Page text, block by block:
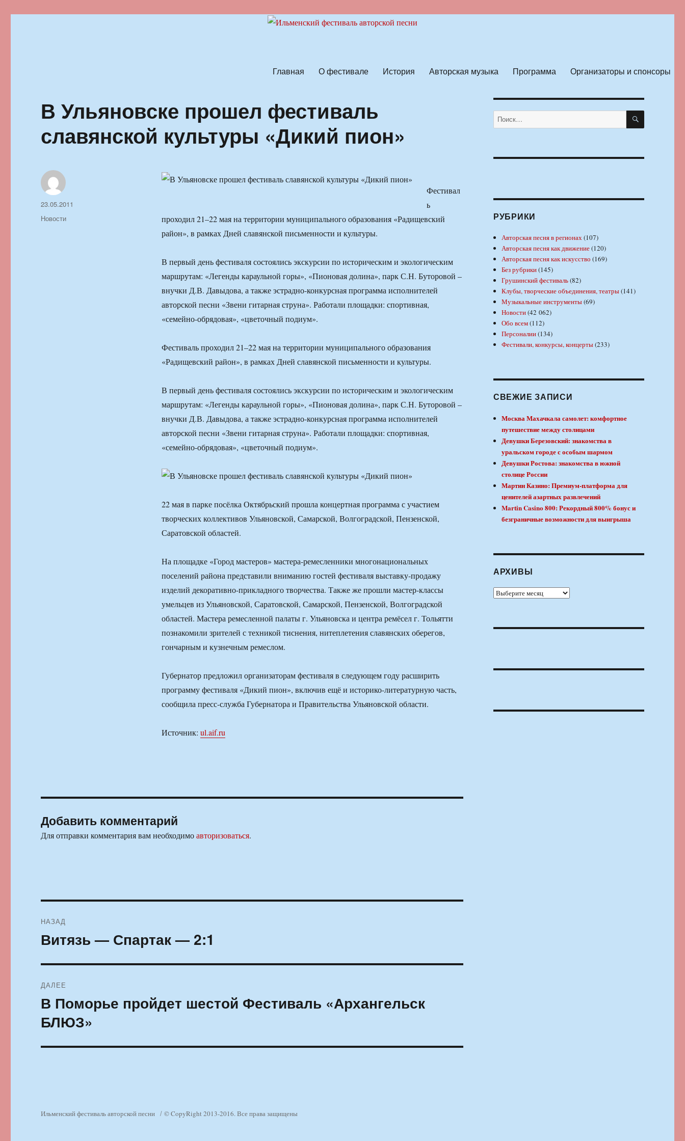
Главная О фестивале История Авторская музыка Программа Организаторы и спонсоры
В Ульяновске прошел фестиваль
славянской культуры «Дикий пион»
Фестивал
ь
проходил 21–22 мая на территории муниципального образования «Радищевский
район», в рамках Дней славянской письменности и культуры.
В первый день фестиваля состоялись экскурсии по историческим и экологическим
маршрутам: «Легенды караульной горы», «Пионовая долина», парк С.Н. Буторовой –
внучки Д.В. Давыдова, а также эстрадно-конкурсная программа исполнителей
авторской песни «Звени гитарная струна». Работали площадки: спортивная,
«семейно-обрядовая», «цветочный подиум».
Фестиваль проходил 21–22 мая на территории муниципального образования
«Радищевский район», в рамках Дней славянской письменности и культуры.
В первый день фестиваля состоялись экскурсии по историческим и экологическим
маршрутам: «Легенды караульной горы», «Пионовая долина», парк С.Н. Буторовой –
внучки Д.В. Давыдова, а также эстрадно-конкурсная программа исполнителей
авторской песни «Звени гитарная струна». Работали площадки: спортивная,
«семейно-обрядовая», «цветочный подиум».
22 мая в парке посёлка Октябрьский прошла концертная программа с участием
творческих коллективов Ульяновской, Самарской, Волгоградской, Пензенской,
Саратовской областей.
На площадке «Город мастеров» мастера-ремесленники многонациональных
поселений района представили вниманию гостей фестиваля выставку-продажу
изделий декоративно-прикладного творчества. Также же прошли мастер-классы
умельцев из Ульяновской, Саратовской, Самарской, Пензенской, Волгоградской
областей. Мастера ремесленной палаты г. Ульяновска и центра ремёсел г. Тольятти
познакомили зрителей с техникой тиснения, нитеплетения славянских оберегов,
гончарным и кузнечным ремеслом.
Губернатор предложил организаторам фестиваля в следующем году расширить
программу фестиваля «Дикий пион», включив ещё и историко-литературную часть,
сообщила пресс-служба Губернатора и Правительства Ульяновской области.
Источник: ul.aif.ru
Автор
Опубликовано
23.05.2011
Рубрики
Новости
Добавить комментарий
Для отправки комментария вам необходимоавторизоваться.
по
НАЗАД
Предыдущая
Витязь — Спартак — 2:1
ДАЛЕЕ
Следующая
В Поморье пройдет шестой Фестиваль «Архангельск
БЛЮЗ»
Искать: ПОИСК
РУБРИКИ
Авторская песня в регионах(107)
Авторская песня как движение(120)
Авторская песня как искусство (169)
Без рубрики(145)
Грушинский фестиваль(82)
Клубы, творческие объединения, театры(141)
Музыкальные инструменты(69)
Новости(42 062)
Обо всем(112)
Персоналии(134)
Фестивали, конкурсы, концерты(233)
СВЕЖИЕ ЗАПИСИ
Москва Махачкала самолет: комфортное
путешествие между столицами
Девушки Березовский: знакомства в
уральском городе с особым шармом
Девушки Ростова: знакомства в южной
столице России
Мартин Казино: Премиум-платформа для
ценителей азартных развлечений
Martin Casino 800: Рекордный 800% бонус и
безграничные возможности для выигрыша
АРХИВЫ
Архивы
Ильменский фестиваль авторской песни © CopyRight 2013-2016. Все права защищены